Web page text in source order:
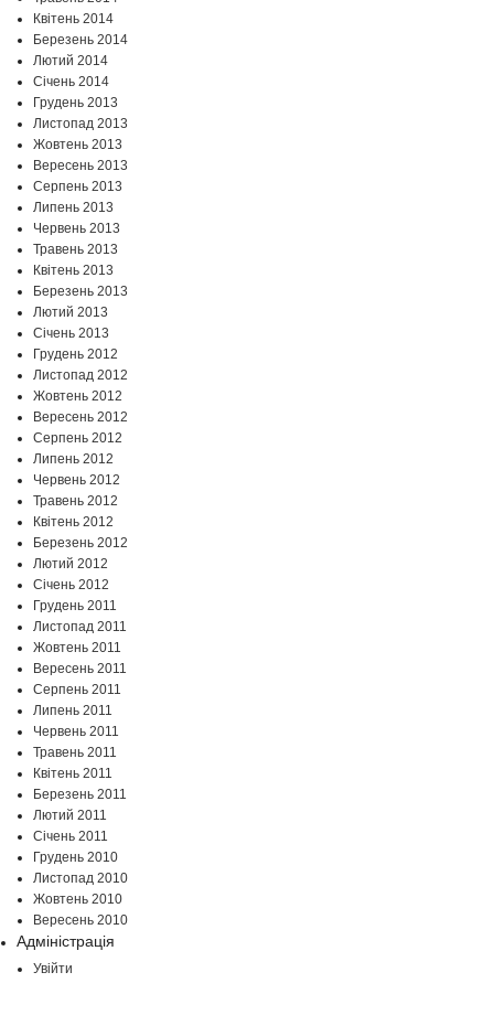
Квітень 2014
Березень 2014
Лютий 2014
Січень 2014
Грудень 2013
Листопад 2013
Жовтень 2013
Вересень 2013
Серпень 2013
Липень 2013
Червень 2013
Травень 2013
Квітень 2013
Березень 2013
Лютий 2013
Січень 2013
Грудень 2012
Листопад 2012
Жовтень 2012
Вересень 2012
Серпень 2012
Липень 2012
Червень 2012
Травень 2012
Квітень 2012
Березень 2012
Лютий 2012
Січень 2012
Грудень 2011
Листопад 2011
Жовтень 2011
Вересень 2011
Серпень 2011
Липень 2011
Червень 2011
Травень 2011
Квітень 2011
Березень 2011
Лютий 2011
Січень 2011
Грудень 2010
Листопад 2010
Жовтень 2010
Вересень 2010
Адміністрація
Увійти